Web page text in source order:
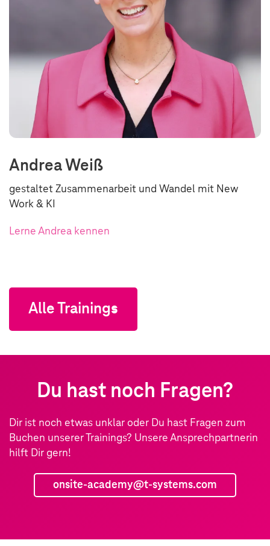
Andrea Weiß
gestaltet Zusammenarbeit und Wandel mit New
Work & KI
Lerne Andrea kennen
Alle Trainings
Du hast noch Fragen?
Dir ist noch etwas unklar oder Du hast Fragen zum
Buchen unserer Trainings? Unsere Ansprechpartnerin
hilft Dir gern!
onsite-academy@t-systems.com